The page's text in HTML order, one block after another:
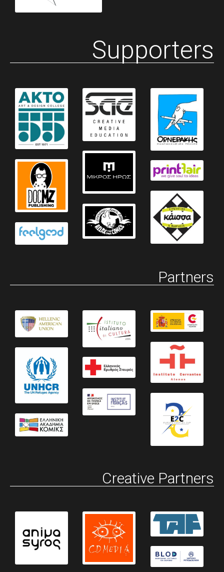
Supporters
Partners
Creative Partners